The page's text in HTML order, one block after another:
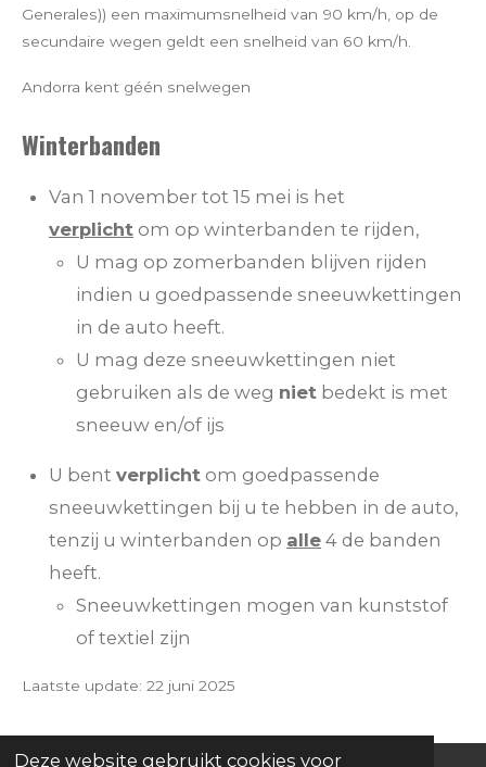
Deze website gebruikt cookies voor
Generales)) een maximumsnelheid van 90 km/h, op de
secundaire wegen geldt een snelheid van 60 km/h.
Andorra kent géén snelwegen
Winterbanden
Van 1 november tot 15 mei is het
verplicht om op winterbanden te rijden,
U mag op zomerbanden blijven rijden
indien u goedpassende sneeuwkettingen
in de auto heeft.
U mag deze sneeuwkettingen niet
gebruiken als de weg niet bedekt is met
sneeuw en/of ijs
U bent verplicht om goedpassende
sneeuwkettingen bij u te hebben in de auto,
tenzij u winterbanden op alle 4 de banden
heeft.
Sneeuwkettingen mogen van kunststof
of textiel zijn
Laatste update: 22 juni 2025